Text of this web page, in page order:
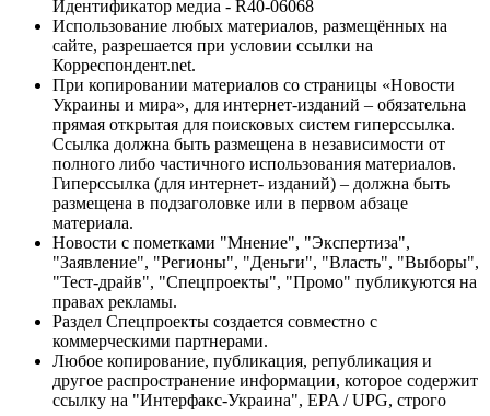
Идентификатор медиа - R40-06068
Использование любых материалов, размещённых на
сайте, разрешается при условии ссылки на
Корреспондент.net.
При копировании материалов со страницы «Новости
Украины и мира», для интернет-изданий – обязательна
прямая открытая для поисковых систем гиперссылка.
Ссылка должна быть размещена в независимости от
полного либо частичного использования материалов.
Гиперссылка (для интернет- изданий) – должна быть
размещена в подзаголовке или в первом абзаце
материала.
Новости с пометками "Мнение", "Экспертиза",
"Заявление", "Регионы", "Деньги", "Власть", "Выборы",
"Тест-драйв", "Спецпроекты", "Промо" публикуются на
правах рекламы.
Раздел Спецпроекты создается совместно с
коммерческими партнерами.
Любое копирование, публикация, републикация и
другое распространение информации, которое содержит
ссылку на "Интерфакс-Украина", EPA / UPG, строго